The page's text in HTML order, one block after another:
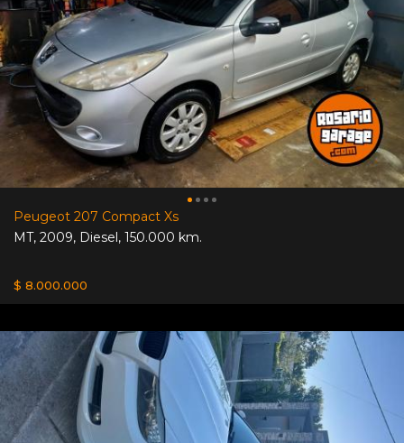
Peugeot 207 Compact Xs
MT, 2009, Diesel, 150.000 km.
$ 8.000.000